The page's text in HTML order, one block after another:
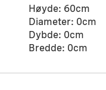
Høyde: 60cm
Diameter: 0cm
Dybde: 0cm
Bredde: 0cm